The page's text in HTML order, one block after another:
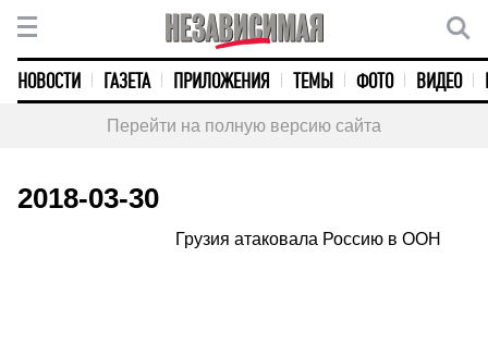
НОВОСТИ ГАЗЕТА ПРИЛОЖЕНИЯ ТЕМЫ ФОТО ВИДЕО
Перейти на полную версию сайта
2018-03-30
Грузия атаковала Россию в ООН